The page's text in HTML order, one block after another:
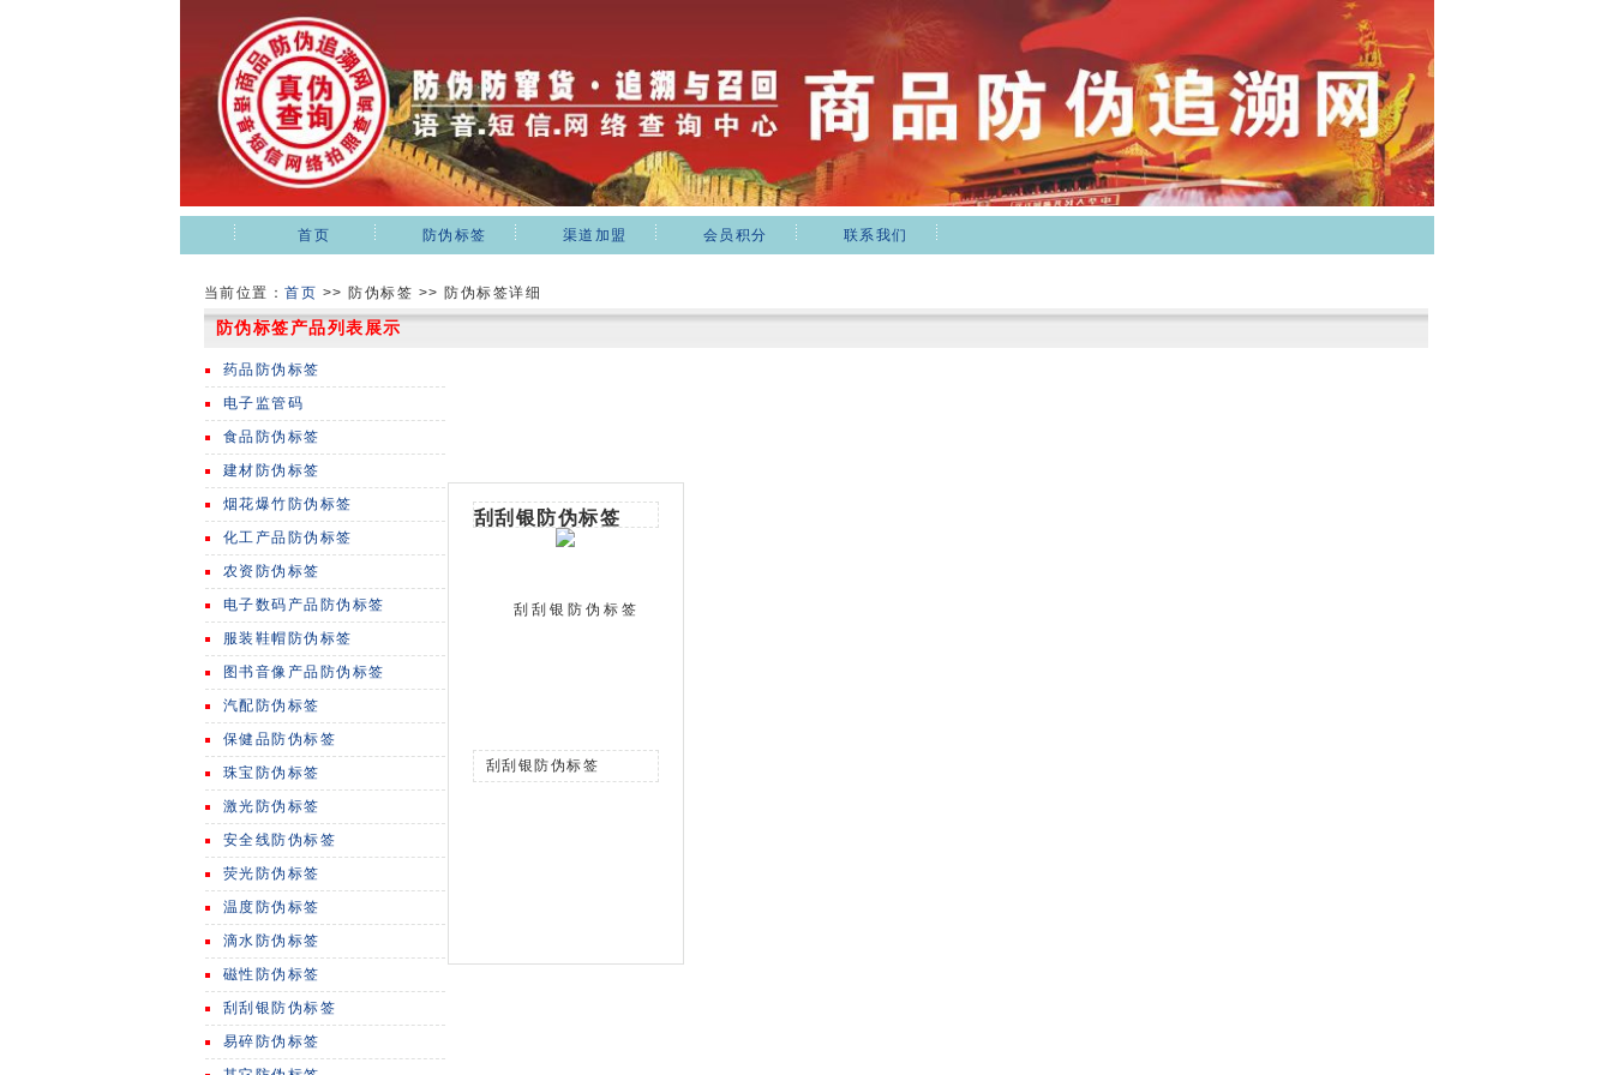
首页 防伪标签 渠道加盟 会员积分 联系我们
当前位置： 首页 >> 防伪标签 >> 防伪标签详细
防伪标签产品列表展示
药品防伪标签
电子监管码
食品防伪标签
建材防伪标签
烟花爆竹防伪标签
化工产品防伪标签
农资防伪标签
电子数码产品防伪标签
服装鞋帽防伪标签
图书音像产品防伪标签
汽配防伪标签
保健品防伪标签
珠宝防伪标签
激光防伪标签
安全线防伪标签
荧光防伪标签
温度防伪标签
滴水防伪标签
磁性防伪标签
刮刮银防伪标签
易碎防伪标签
刮刮银防伪标签
刮刮银防伪标签
刮刮银防伪标签